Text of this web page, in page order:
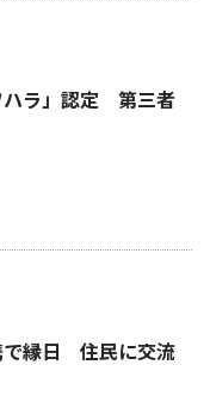
ハラ」認定 第三者
縁日 住民に交流